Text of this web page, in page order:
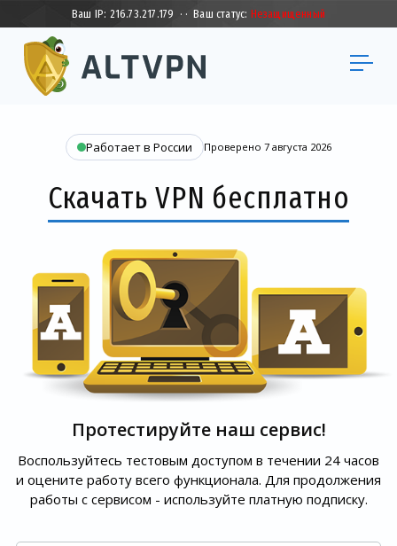
Ваш IP: 216.73.217.179 · · Ваш статус: Незащищенный
Работает в России Проверено 7 августа 2026
Скачать VPN бесплатно
Протестируйте наш сервис!
Воспользуйтесь тестовым доступом в течении 24 часов
и оцените работу всего функционала. Для продолжения
работы с сервисом - используйте платную подписку.